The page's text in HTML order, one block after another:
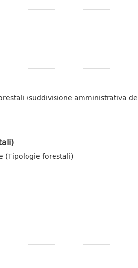
(suddivisione amministrativa
(Tipologie forestali)